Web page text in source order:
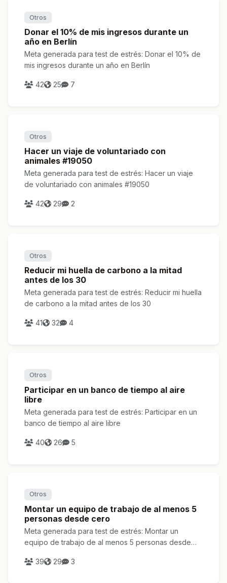
Otros
Donar el 10% de mis ingresos durante un
año en Berlín
Meta generada para test de estrés: Donar el 10% de
mis ingresos durante un año en Berlín
42 25 7
Otros
Hacer un viaje de voluntariado con
animales #19050
Meta generada para test de estrés: Hacer un viaje
de voluntariado con animales #19050
42 29 2
Otros
Reducir mi huella de carbono a la mitad
antes de los 30
Meta generada para test de estrés: Reducir mi huella
de carbono a la mitad antes de los 30
41 32 4
Otros
Participar en un banco de tiempo al aire
libre
Meta generada para test de estrés: Participar en un
banco de tiempo al aire libre
40 26 5
Otros
Montar un equipo de trabajo de al menos 5
personas desde cero
Meta generada para test de estrés: Montar un
equipo de trabajo de al menos 5 personas desde
39
29 3